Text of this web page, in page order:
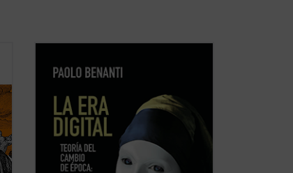
artificial y ética de las tecnologías, nos
de la realidad virtual, la comunicación
veraz y fiable y las
fake news, la robótica,
el transhumanismo y el ...